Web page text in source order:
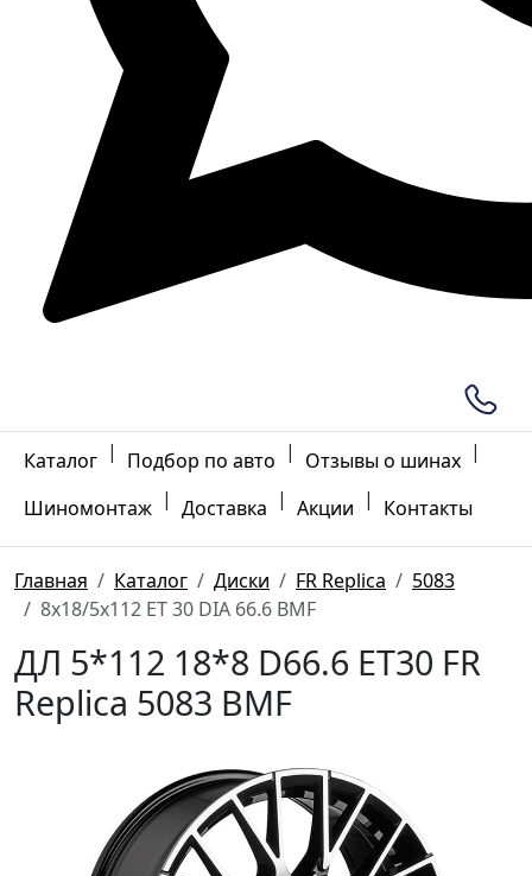
Каталог | Подбор по авто | Отзывы о шинах |
Шиномонтаж | Доставка | Акции | Контакты
Главная Каталог Диски FR Replica
5083
8x18/5x112 ET 30 DIA 66.6 BMF
ДЛ 5*112 18*8 D66.6 ET30 FR
Replica 5083 BMF